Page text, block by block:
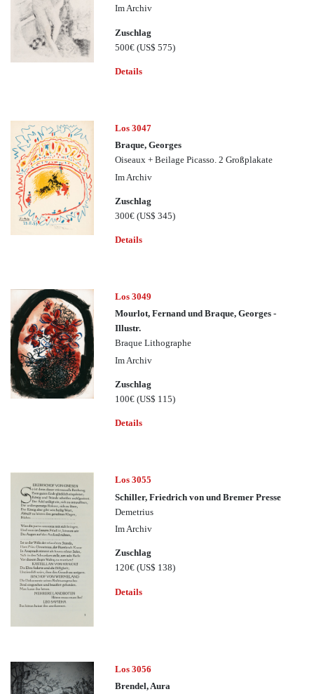
Im Archiv
Zuschlag
500€(US$ 575)
Details
Los 3047
Braque, Georges
Oiseaux + Beilage Picasso. 2 Großplakate
Im Archiv
Zuschlag
300€(US$ 345)
Details
Los 3049
Mourlot, Fernand und Braque, Georges -
Illustr.
Braque Lithographe
Im Archiv
Zuschlag
100€(US$ 115)
Details
Los 3055
Schiller, Friedrich von und Bremer Presse
Demetrius
Im Archiv
Zuschlag
120€(US$ 138)
Details
Los 3056
Brendel, Aura